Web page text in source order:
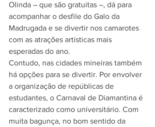
Olinda – que são gratuitas –, dá para
acompanhar o desfile do Galo da
Madrugada e se divertir nos camarotes
com as atrações artísticas mais
esperadas do ano.
Contudo, nas cidades mineiras também
há opções para se divertir. Por envolver
a organização de repúblicas de
estudantes, o Carnaval de Diamantina é
caracterizado como universitário. Com
muita bagunça, no bom sentido da